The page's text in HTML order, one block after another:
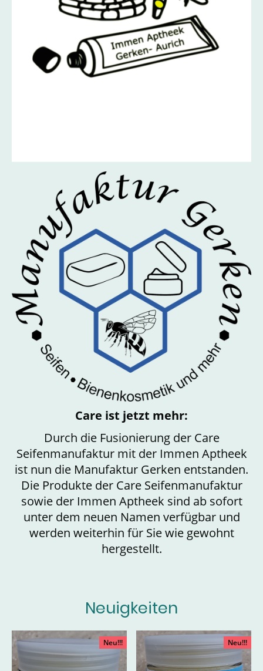
Care ist jetzt mehr:
Durch die Fusionierung der Care
Seifenmanufaktur mit der Immen Aptheek
ist nun die Manufaktur Gerken entstanden.
Die Produkte der Care Seifenmanufaktur
sowie der Immen Aptheek sind ab sofort
unter dem neuen Namen verfügbar und
werden weiterhin für Sie wie gewohnt
hergestellt.
Neuigkeiten
Neu!!! Neu!!!